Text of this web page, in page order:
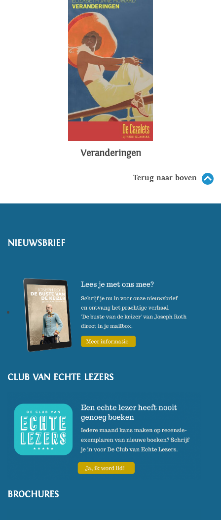
Veranderingen
Terug naar boven
NIEUWSBRIEF
CLUB VAN ECHTE LEZERS
BROCHURES